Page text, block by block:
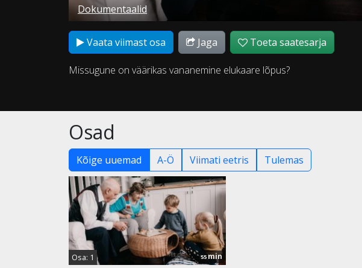
Dokumentaalid
Vaata viimast osa Jaga Toeta saatesarja
Missugune on väärikas vananemine elukaare lõpus?
Osad
Kõige uuemad A-Ö Viimati eetris Tulemas
Osa: 1 55min